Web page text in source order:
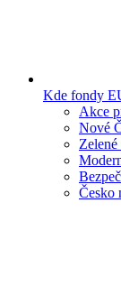
Kde fondy
Akce
Nové
Česko